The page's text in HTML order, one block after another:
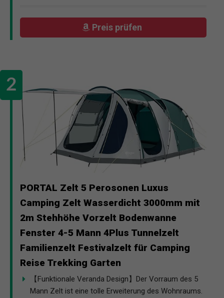
Preis prüfen
PORTAL Zelt 5 Perosonen Luxus
Camping Zelt Wasserdicht 3000mm mit
2m Stehhöhe Vorzelt Bodenwanne
Fenster 4-5 Mann 4Plus Tunnelzelt
Familienzelt Festivalzelt für Camping
Reise Trekking Garten
【Funktionale Veranda Design】Der Vorraum des 5
Mann Zelt ist eine tolle Erweiterung des Wohnraums.